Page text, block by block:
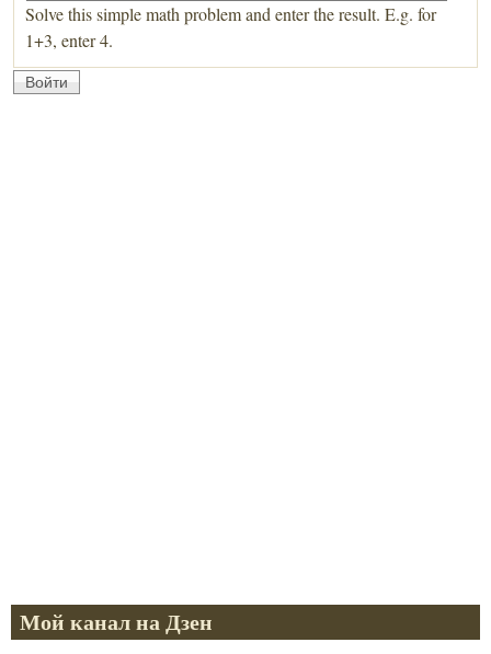
Solve this simple math problem and enter the result. E.g. for
1+3, enter 4.
Мой канал на Дзен